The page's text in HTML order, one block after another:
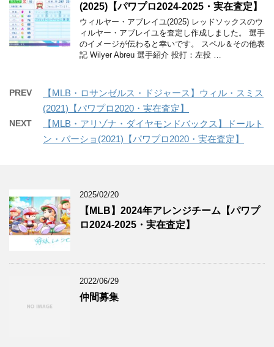
(2025)【パワプロ2024-2025・実在査定】
ウィルヤー・アブレイユ(2025) レッドソックスのウ
ィルヤー・アブレイユを査定し作成しました。 選手
のイメージが伝わると幸いです。 スペル＆その他表
記 Wilyer Abreu 選手紹介 投打：左投 …
PREV
【MLB・ロサンゼルス・ドジャース】ウィル・スミス
(2021)【パワプロ2020・実在査定】
NEXT
【MLB・アリゾナ・ダイヤモンドバックス】ドールト
ン・バーショ(2021)【パワプロ2020・実在査定】
2025/02/20
【MLB】2024年アレンジチーム【パワプ
ロ2024-2025・実在査定】
2022/06/29
仲間募集